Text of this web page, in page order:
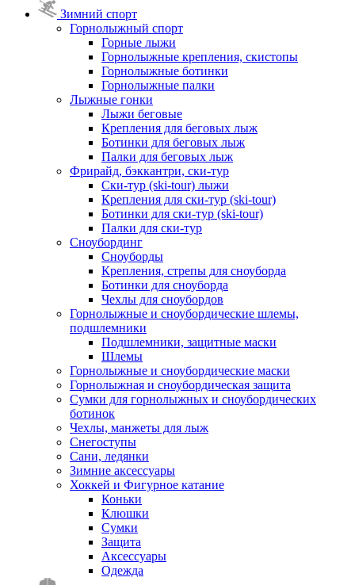
Зимний спорт
Горнолыжный спорт
Горные лыжи
Горнолыжные крепления, скистопы
Горнолыжные ботинки
Горнолыжные палки
Лыжные гонки
Лыжи беговые
Крепления для беговых лыж
Ботинки для беговых лыж
Палки для беговых лыж
Фрирайд, бэккантри, ски-тур
Ски-тур (ski-tour) лыжи
Крепления для ски-тур (ski-tour)
Ботинки для ски-тур (ski-tour)
Палки для ски-тур
Сноубординг
Сноуборды
Крепления, стрепы для сноуборда
Ботинки для сноуборда
Чехлы для сноубордов
Горнолыжные и сноубордические шлемы,
подшлемники
Подшлемники, защитные маски
Шлемы
Горнолыжные и сноубордические маски
Горнолыжная и сноубордическая защита
Сумки для горнолыжных и сноубордических
ботинок
Чехлы, манжеты для лыж
Снегоступы
Сани, ледянки
Зимние аксессуары
Хоккей и Фигурное катание
Коньки
Клюшки
Сумки
Защита
Аксессуары
Одежда